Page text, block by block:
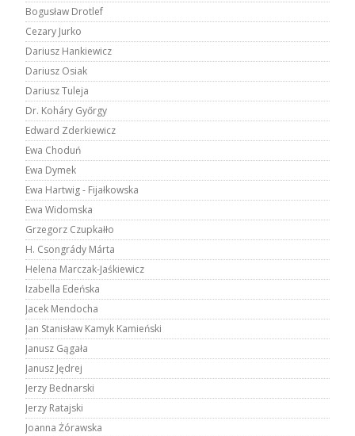
Bogusław Drotlef
Cezary Jurko
Dariusz Hankiewicz
Dariusz Osiak
Dariusz Tuleja
Dr. Koháry Győrgy
Edward Zderkiewicz
Ewa Choduń
Ewa Dymek
Ewa Hartwig - Fijałkowska
Ewa Widomska
Grzegorz Czupkałło
H. Csongrády Márta
Helena Marczak-Jaśkiewicz
Izabella Edeńska
Jacek Mendocha
Jan Stanisław Kamyk Kamieński
Janusz Gągała
Janusz Jędrej
Jerzy Bednarski
Jerzy Ratajski
Joanna Żórawska